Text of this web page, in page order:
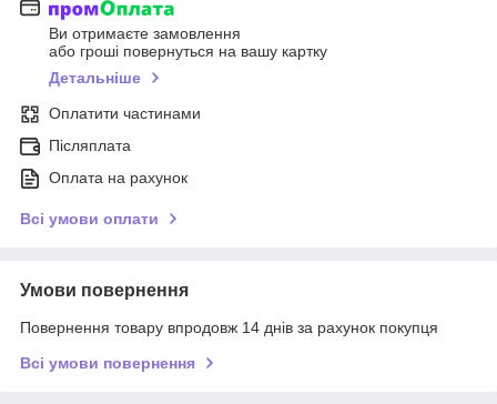
Ви отримаєте замовлення
або гроші повернуться на вашу картку
Детальніше
Оплатити частинами
Післяплата
Оплата на рахунок
Всі умови оплати
Умови повернення
Повернення товару впродовж 14 днів за рахунок покупця
Всі умови повернення